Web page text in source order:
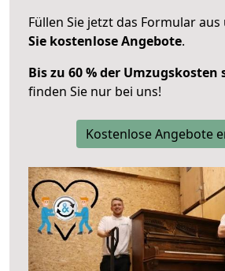
Füllen Sie jetzt das Formular aus
Sie kostenlose Angebote.
Bis zu 60 % der Umzugskosten
finden Sie nur bei uns!
Kostenlose Angebote